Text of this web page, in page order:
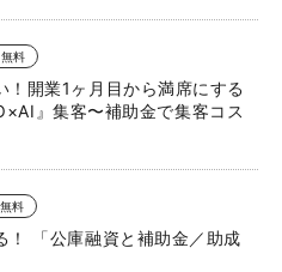
無料
！開業1ヶ月目から満席にする
』集客〜補助金で集客コス
無料
！ 「公庫融資と補助金／助成